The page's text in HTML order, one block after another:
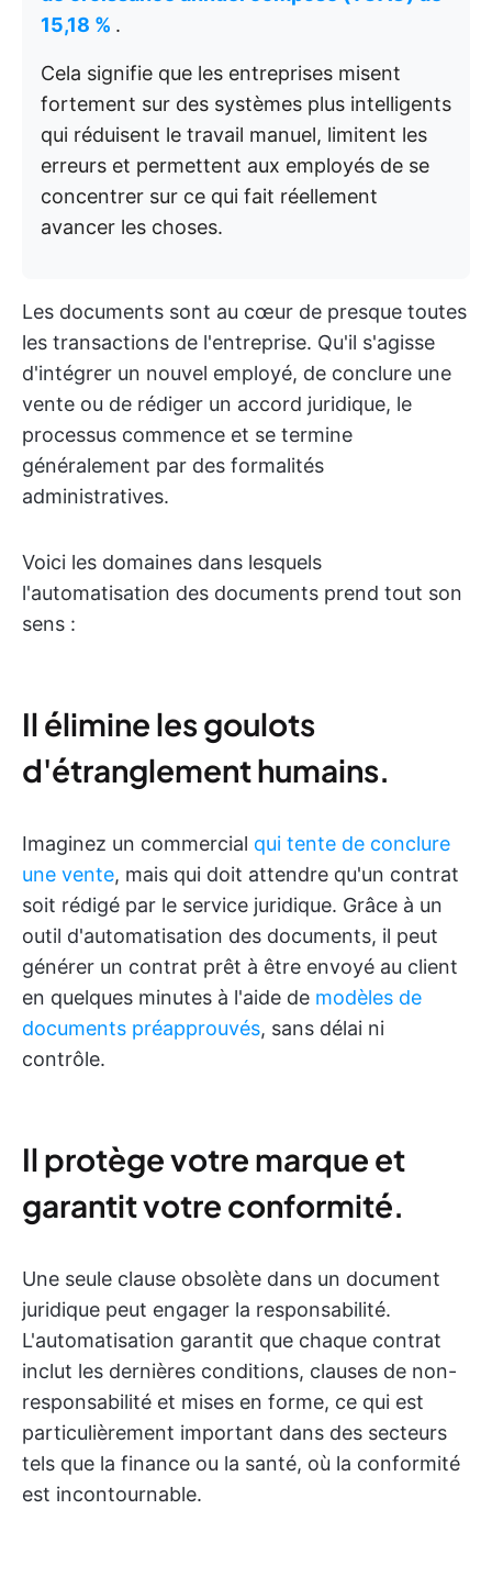
15,18 % .
Cela signifie que les entreprises misent
fortement sur des systèmes plus intelligents
qui réduisent le travail manuel, limitent les
erreurs et permettent aux employés de se
concentrer sur ce qui fait réellement
avancer les choses.
Les documents sont au cœur de presque toutes
les transactions de l'entreprise. Qu'il s'agisse
d'intégrer un nouvel employé, de conclure une
vente ou de rédiger un accord juridique, le
processus commence et se termine
généralement par des formalités
administratives.
Voici les domaines dans lesquels
l'automatisation des documents prend tout son
sens :
Il élimine les goulots
d'étranglement humains.
Imaginez un commercial qui tente de conclure
une vente, mais qui doit attendre qu'un contrat
soit rédigé par le service juridique. Grâce à un
outil d'automatisation des documents, il peut
générer un contrat prêt à être envoyé au client
en quelques minutes à l'aide de modèles de
documents préapprouvés, sans délai ni
contrôle.
Il protège votre marque et
garantit votre conformité.
Une seule clause obsolète dans un document
juridique peut engager la responsabilité.
L'automatisation garantit que chaque contrat
inclut les dernières conditions, clauses de non-
responsabilité et mises en forme, ce qui est
particulièrement important dans des secteurs
tels que la finance ou la santé, où la conformité
est incontournable.